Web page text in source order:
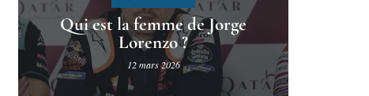
Qui est la femme de Jorge
Lorenzo ?
12 mars 2026